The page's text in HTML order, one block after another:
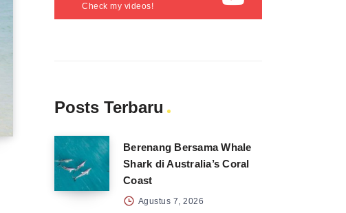
Check my videos!
Posts Terbaru
Berenang Bersama Whale
Shark di Australia’s Coral
Coast
Agustus 7, 2026